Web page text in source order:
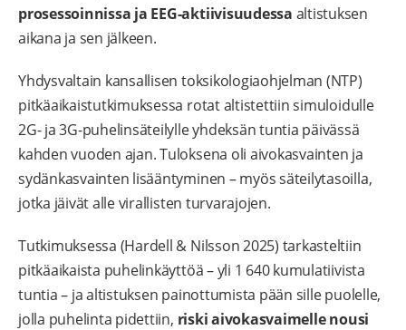
prosessoinnissa ja EEG-aktiivisuudessa altistuksen
aikana ja sen jälkeen.
Yhdysvaltain kansallisen toksikologiaohjelman (NTP)
pitkäaikaistutkimuksessa rotat altistettiin simuloidulle
2G- ja 3G-puhelinsäteilylle yhdeksän tuntia päivässä
kahden vuoden ajan. Tuloksena oli aivokasvainten ja
sydänkasvainten lisääntyminen – myös säteilytasoilla,
jotka jäivät alle virallisten turvarajojen.
Tutkimuksessa (Hardell & Nilsson 2025) tarkasteltiin
pitkäaikaista puhelinkäyttöä – yli 1 640 kumulatiivista
tuntia – ja altistuksen painottumista pään sille puolelle,
jolla puhelinta pidettiin, riski aivokasvaimelle nousi